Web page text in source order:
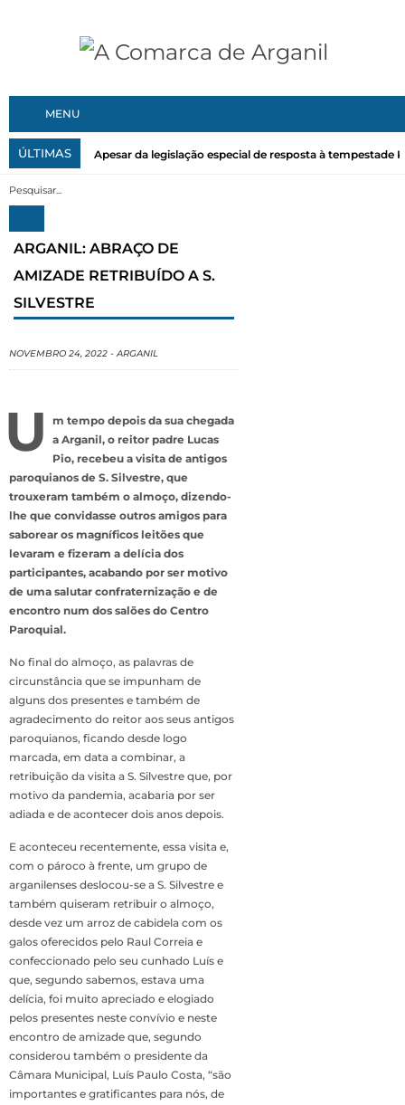
MENU
ÚLTIMAS Apesar da legislação especial de resposta à tempestade
ARGANIL: ABRAÇO DE
AMIZADE RETRIBUÍDO A S.
SILVESTRE
NOVEMBRO 24, 2022 -ARGANIL
U
m tempo depois da sua chegada
a Arganil, o reitor padre Lucas
Pio, recebeu a visita de antigos
paroquianos de S. Silvestre, que
trouxeram também o almoço, dizendo-
lhe que convidasse outros amigos para
saborear os magníficos leitões que
levaram e fizeram a delícia dos
participantes, acabando por ser motivo
de uma salutar confraternização e de
encontro num dos salões do Centro
Paroquial.
No final do almoço, as palavras de
circunstância que se impunham de
alguns dos presentes e também de
agradecimento do reitor aos seus antigos
paroquianos, ficando desde logo
marcada, em data a combinar, a
retribuição da visita a S. Silvestre que, por
motivo da pandemia, acabaria por ser
adiada e de acontecer dois anos depois.
E aconteceu recentemente, essa visita e,
com o pároco à frente, um grupo de
arganilenses deslocou-se a S. Silvestre e
também quiseram retribuir o almoço,
desde vez um arroz de cabidela com os
galos oferecidos pelo Raul Correia e
confeccionado pelo seu cunhado Luís e
que, segundo sabemos, estava uma
delícia, foi muito apreciado e elogiado
pelos presentes neste convívio e neste
encontro de amizade que, segundo
considerou também o presidente da
Câmara Municipal, Luís Paulo Costa, “são
importantes e gratificantes para nós, de